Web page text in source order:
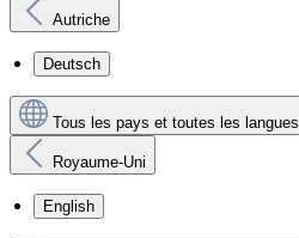
Autriche
Deutsch
Tous les pays et toutes les langues
Royaume-Uni
English